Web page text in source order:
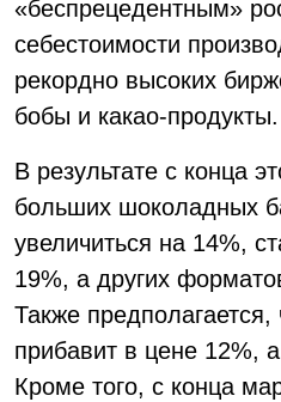
«беспрецедентным»
себестоимости
рекордно высоких
бобы и какао-продукты.
В результате с конца
больших шоколадных
увеличиться на 14%,
19%, а других
Также
прибавит в цене 12%,
Кроме того, с конца